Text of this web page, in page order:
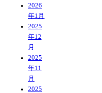
2026
年1月
2025
年12
月
2025
年11
月
2025